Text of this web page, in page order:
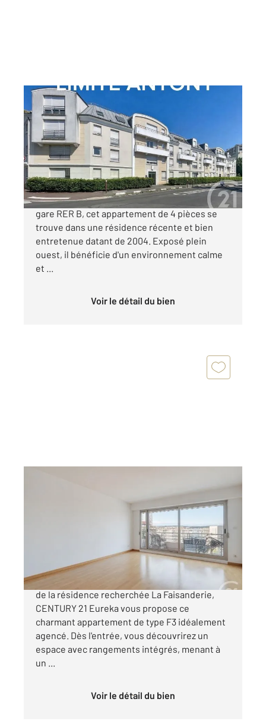
FRESNES 94
75,51 m
, 4 pièces
Ref : 9991
Appartement F4 à vendre
350 000 €
LIMITE D'ANTONY. A proximité d'Antony et de la
gare RER B, cet appartement de 4 pièces se
trouve dans une résidence récente et bien
entretenue datant de 2004. Exposé plein
ouest, il bénéficie d'un environnement calme
et ...
Voir le détail du bien
Appartement F3 à vendre
240 000 €
Idéalement située au cœur de Fresnes, au sein
de la résidence recherchée La Faisanderie,
CENTURY 21 Eureka vous propose ce
charmant appartement de type F3 idéalement
agencé. Dès l'entrée, vous découvrirez un
espace avec rangements intégrés, menant à
un ...
Voir le détail du bien